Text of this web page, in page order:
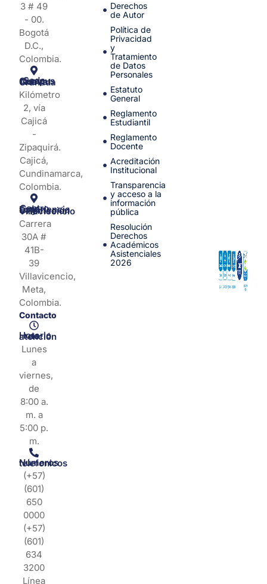
3 # 49
- 00.
Bogotá
D.C.,
Colombia.
Sede Campus Nueva Granada
Kilómetro
2, vía
Cajicá
-
Zipaquirá.
Cajicá,
Cundinamarca,
Colombia.
Centro de Experiencia y Orientación Villavicencio
Carrera
30A #
41B-
39
Villavicencio,
Meta,
Colombia.
Contacto
Horario de atención
Lunes
a
viernes,
de
8:00 a.
m. a
5:00 p.
m.
Números telefonicos
(+57)
(601)
650
0000
(+57)
(601)
634
3200
Línea
Derechos
de Autor
Política de
Privacidad
y
Tratamiento
de Datos
Personales
Estatuto
General
Reglamento
Estudiantil
Reglamento
Docente
Acreditación
Institucional
Transparencia
y acceso a la
información
pública
Resolución
Derechos
Académicos
Asistenciales
2026